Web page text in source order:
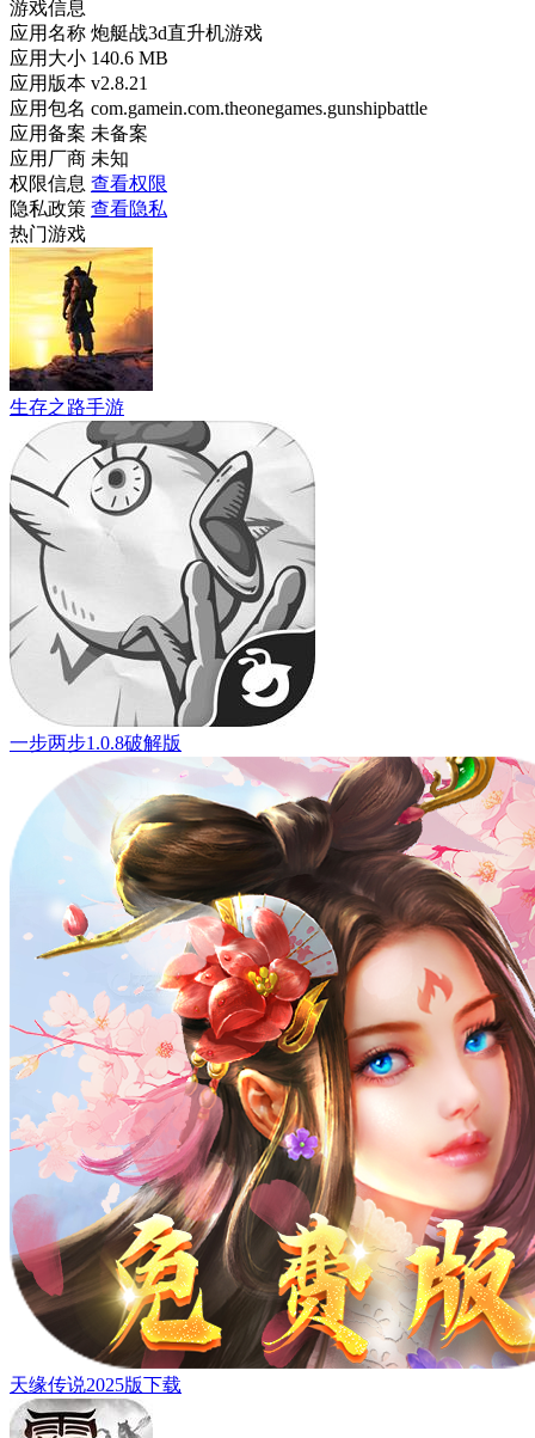
游戏信息
应用名称 炮艇战3d直升机游戏
应用大小 140.6 MB
应用版本 v2.8.21
应用包名 com.gamein.com.theonegames.gunshipbattle
应用备案 未备案
应用厂商 未知
权限信息 查看权限
隐私政策 查看隐私
热门游戏
生存之路手游
一步两步1.0.8破解版
天缘传说2025版下载